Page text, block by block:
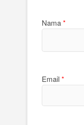
Nama*
Email*